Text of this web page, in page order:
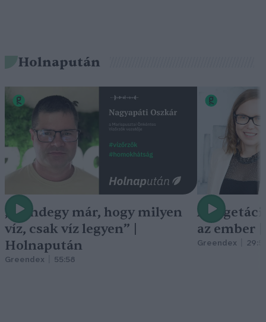
Holnapután
„Mindegy már, hogy milyen
víz, csak víz legyen” |
Holnapután
Greendex 55:58
A
az ember
Greendex